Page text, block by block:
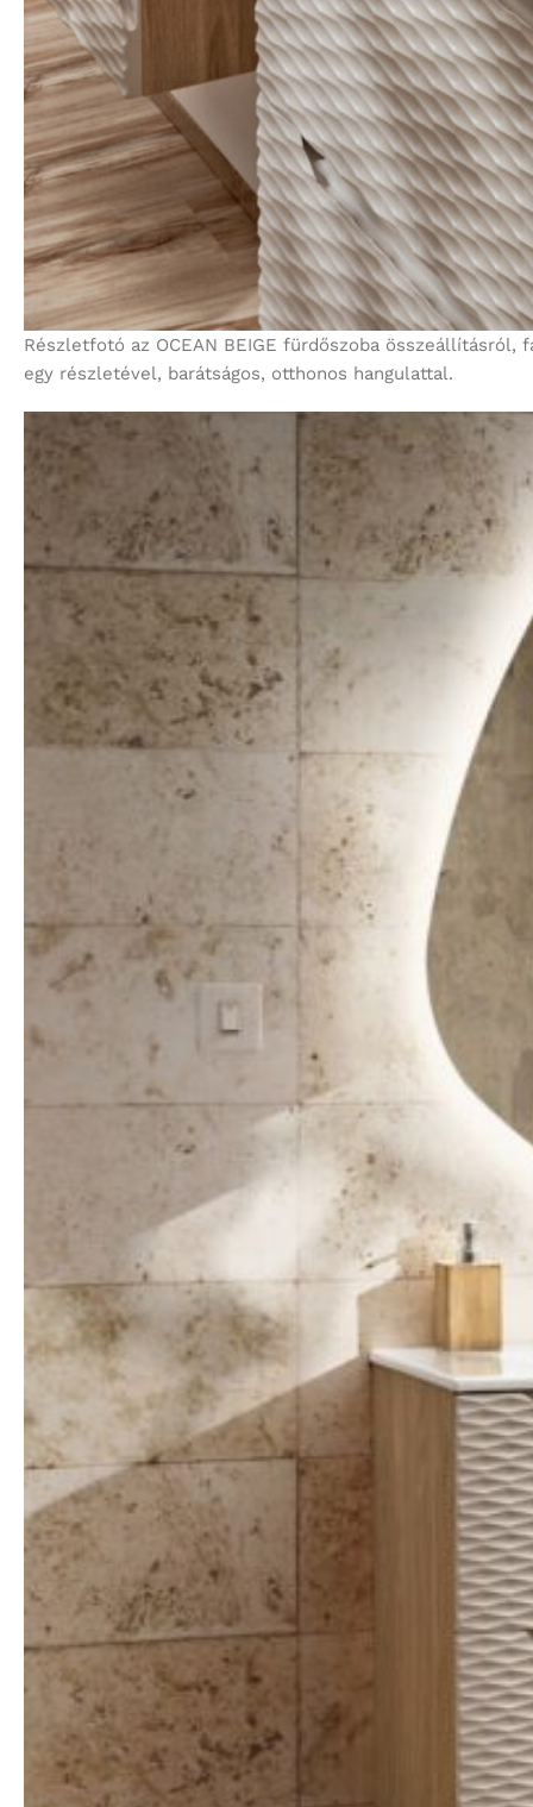
Részletfotó az OCEAN BEIGE fürdőszoba
egy részletével, barátságos, otthonos hangulattal.